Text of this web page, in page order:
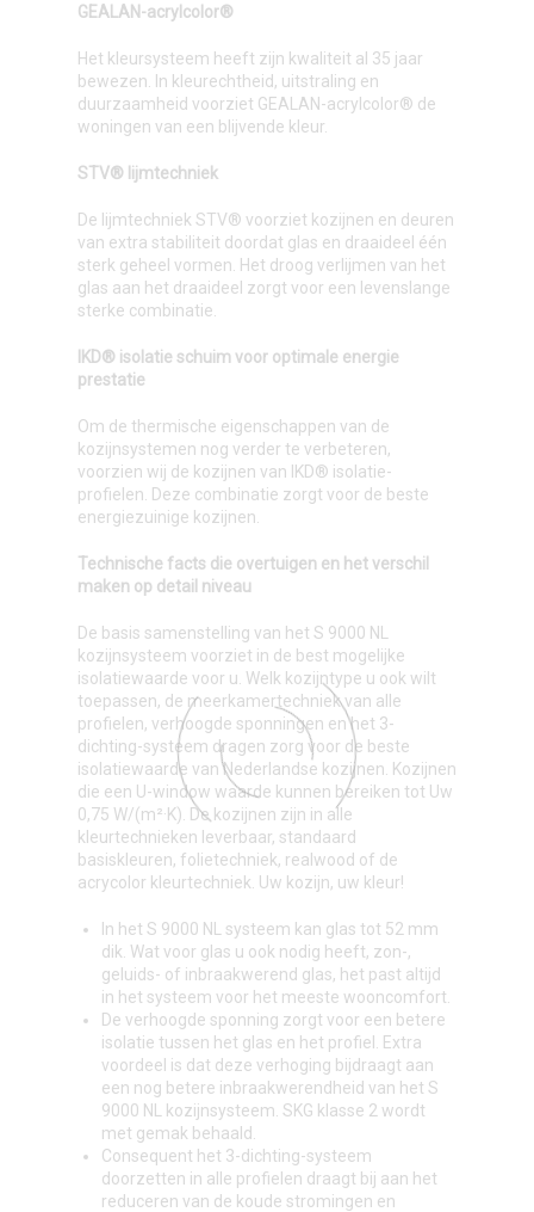
GEALAN-acrylcolor®
Het kleursysteem heeft zijn kwaliteit al 35 jaar
bewezen. In kleurechtheid, uitstraling en
duurzaamheid voorziet GEALAN-acrylcolor® de
woningen van een blijvende kleur.
STV® lijmtechniek
De lijmtechniek STV® voorziet kozijnen en deuren
van extra stabiliteit doordat glas en draaideel één
sterk geheel vormen. Het droog verlijmen van het
glas aan het draaideel zorgt voor een levenslange
sterke combinatie.
IKD® isolatie schuim voor optimale energie
prestatie
Om de thermische eigenschappen van de
kozijnsystemen nog verder te verbeteren,
voorzien wij de kozijnen van IKD® isolatie-
profielen. Deze combinatie zorgt voor de beste
energiezuinige kozijnen.
Technische facts die overtuigen en het verschil
maken op detail niveau
De basis samenstelling van het S 9000 NL
kozijnsysteem voorziet in de best mogelijke
isolatiewaarde voor u. Welk kozijntype u ook wilt
toepassen, de meerkamertechniek van alle
profielen, verhoogde sponningen en het 3-
dichting-systeem dragen zorg voor de beste
isolatiewaarde van Nederlandse kozijnen. Kozijnen
die een U-window waarde kunnen bereiken tot Uw
0,75 W/(m²·K). De kozijnen zijn in alle
kleurtechnieken leverbaar, standaard
basiskleuren, folietechniek, realwood of de
acrycolor kleurtechniek. Uw kozijn, uw kleur!
In het S 9000 NL systeem kan glas tot 52 mm
dik. Wat voor glas u ook nodig heeft, zon-,
geluids- of inbraakwerend glas, het past altijd
in het systeem voor het meeste wooncomfort.
De verhoogde sponning zorgt voor een betere
isolatie tussen het glas en het profiel. Extra
voordeel is dat deze verhoging bijdraagt aan
een nog betere inbraakwerendheid van het S
9000 NL kozijnsysteem. SKG klasse 2 wordt
met gemak behaald.
Consequent het 3-dichting-systeem
doorzetten in alle profielen draagt bij aan het
reduceren van de koude stromingen en